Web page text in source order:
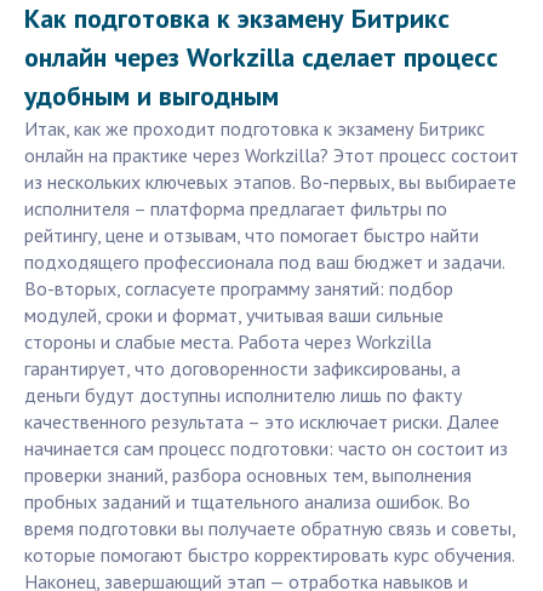
Как подготовка к экзамену Битрикс
онлайн через Workzilla сделает процесс
удобным и выгодным
Итак, как же проходит подготовка к экзамену Битрикс
онлайн на практике через Workzilla? Этот процесс состоит
из нескольких ключевых этапов. Во-первых, вы выбираете
исполнителя – платформа предлагает фильтры по
рейтингу, цене и отзывам, что помогает быстро найти
подходящего профессионала под ваш бюджет и задачи.
Во-вторых, согласуете программу занятий: подбор
модулей, сроки и формат, учитывая ваши сильные
стороны и слабые места. Работа через Workzilla
гарантирует, что договоренности зафиксированы, а
деньги будут доступны исполнителю лишь по факту
качественного результата – это исключает риски. Далее
начинается сам процесс подготовки: часто он состоит из
проверки знаний, разбора основных тем, выполнения
пробных заданий и тщательного анализа ошибок. Во
время подготовки вы получаете обратную связь и советы,
которые помогают быстро корректировать курс обучения.
Наконец, завершающий этап — отработка навыков и